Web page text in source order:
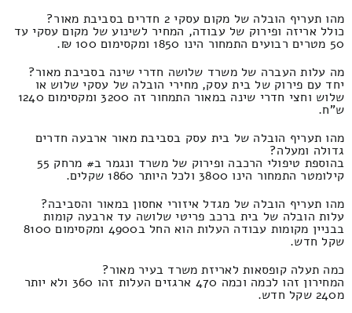
מהו תעריף הובלה של מקום עסקי 2 חדרים בסביבת מאור?
כולל אריזה ופירוק של עבודה, המחיר לשינוע של מקום עסקי עד
50 מטרים רבועים התמחור הינו 1850 ומקסימום 100 ₪.
מה עלות העברה של משרד שלושה חדרי שינה בסביבת מאור?
יחד עם פירוק של בית עסק, מחירי הובלה של עסקי שלוש או
שלוש וחצי חדרי שינה במאור התמחור זה 3200 ומקסימום 1240
ש"ח.
מהו תעריף הובלה של בית עסק בסביבת מאור ארבעה חדרים
גדולה ומעלה?
בהוספת טיפולי הרכבה ופירוק של משרד ונגמר ב# מרחק 55
קילומטר התמחור הינו 3800 ולכל היותר 1860 שקלים.
מהו תעריף הובלה של מגדל איזורי אחסון במאור והסביבה?
עלות הובלה של בית ברכב פריטי שלושה עד ארבעה קומות
בבניין מקומות עבודה העלות הוא החל ב4900 ומקסימום 8100
שקל חדש.
כמה תעלה קופסאות לאריזת משרד בעיר מאור?
המחירון זהו לכמה וכמה 470 ארגזים העלות זהו 360 ולא יותר
מ240 שקל חדש.